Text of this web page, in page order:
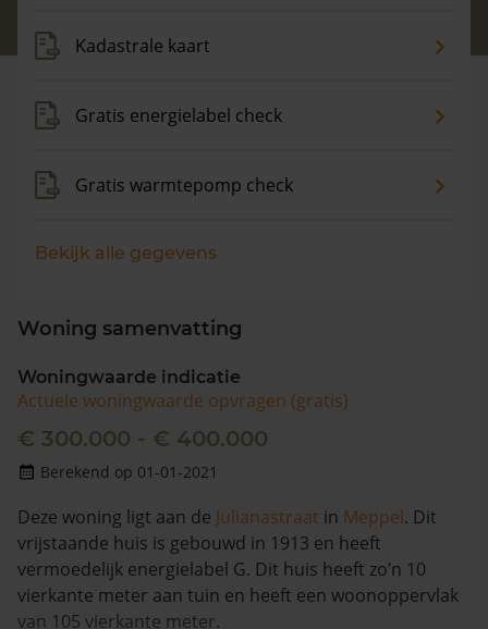
Kadastrale kaart
Gratis energielabel check
Gratis warmtepomp check
Bekijk alle gegevens
Woning samenvatting
Woningwaarde indicatie
Actuele woningwaarde opvragen (gratis)
€ 300.000 - € 400.000
Berekend op 01-01-2021
Deze woning ligt aan de Julianastraat in Meppel. Dit
vrijstaande huis is gebouwd in 1913 en heeft
vermoedelijk energielabel G. Dit huis heeft zo’n 10
vierkante meter aan tuin en heeft een woonoppervlak
van 105 vierkante meter.